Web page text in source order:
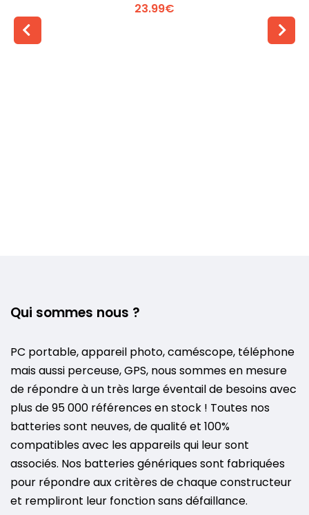
23.99€
Qui sommes nous ?
PC portable, appareil photo, caméscope, téléphone
mais aussi perceuse, GPS, nous sommes en mesure
de répondre à un très large éventail de besoins avec
plus de 95 000 références en stock ! Toutes nos
batteries sont neuves, de qualité et 100%
compatibles avec les appareils qui leur sont
associés. Nos batteries génériques sont fabriquées
pour répondre aux critères de chaque constructeur
et rempliront leur fonction sans défaillance.